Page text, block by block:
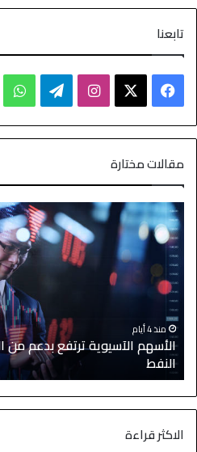
تابعنا
مقالات مختارة
منذ 4 أيام
الأسهم الآسيوية ترتفع بدعم من
النفط
الاكثر قراءة